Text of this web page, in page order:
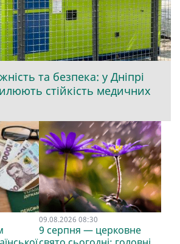
та безпека: у Дніпрі
стійкість медичних
09.08.2026 08:30
9 серпня — церковне